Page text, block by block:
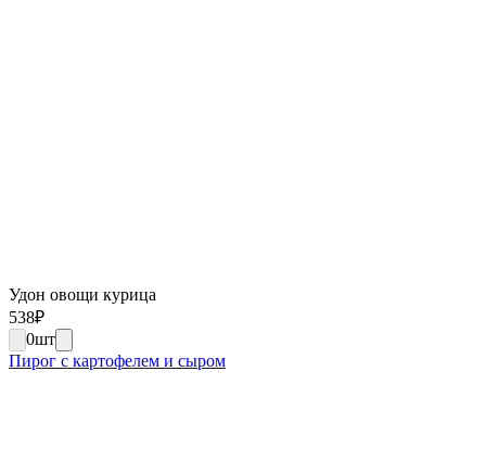
Удон овощи курица
538₽
0шт
Пирог с картофелем и сыром